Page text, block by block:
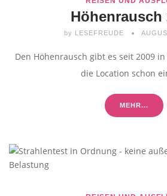
Höhenrausch
by LESEFREUDE
Den Höhenrausch gibt es seit 2009
die Location schon
MEHR...